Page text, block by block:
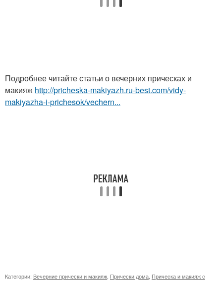
Подробнее читайте статьи о вечерних прическах и
макияж http://pricheska-makiyazh.ru-best.com/vidy-
makiyazha-i-prichesok/vechern...
Категории: Вечерние прически и макияж Прически дома Прическа и макияж с